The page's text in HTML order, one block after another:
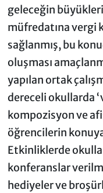
geleceğin
müfredatına vergi
sağlanmış, bu
oluşması
yapılan ortak
dereceli okullarda
kompozisyon ve
öğrencilerin
Etkinliklerde
konferanslar
hediyeler ve